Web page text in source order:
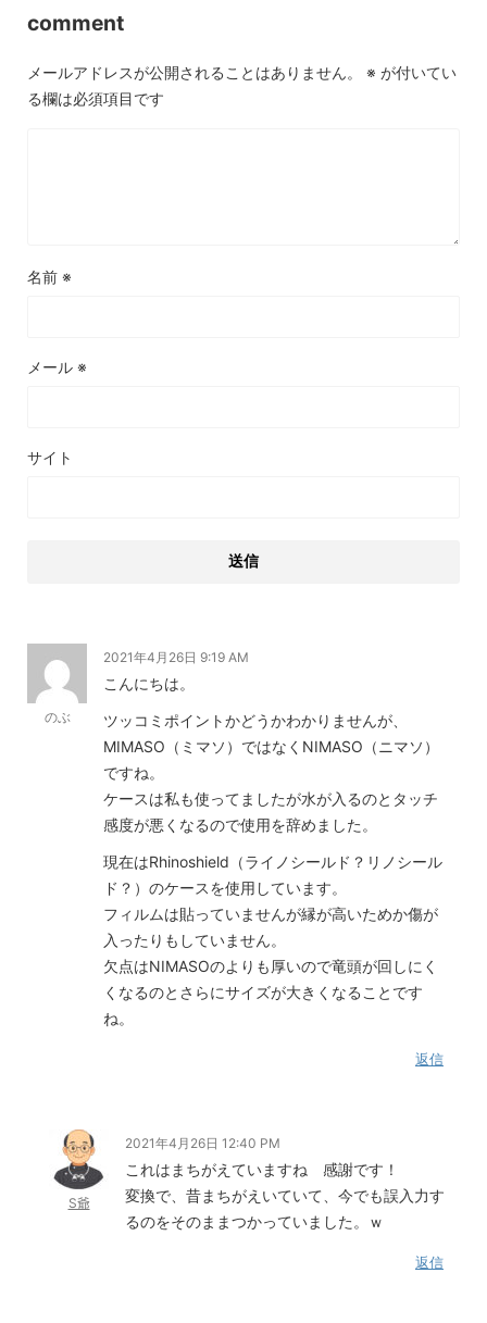
comment
メールアドレスが公開されることはありません。 ※ が付いてい
る欄は必須項目です
名前 ※
メール ※
サイト
のぶ
2021年4月26日 9:19 AM
こんにちは。
ツッコミポイントかどうかわかりませんが、
MIMASO（ミマソ）ではなくNIMASO（ニマソ）
ですね。
ケースは私も使ってましたが水が入るのとタッチ
感度が悪くなるので使用を辞めました。
現在はRhinoshield（ライノシールド？リノシール
ド？）のケースを使用しています。
フィルムは貼っていませんが縁が高いためか傷が
入ったりもしていません。
欠点はNIMASOのよりも厚いので竜頭が回しにく
くなるのとさらにサイズが大きくなることです
ね。
返信
S爺
2021年4月26日 12:40 PM
これはまちがえていますね 感謝です！
変換で、昔まちがえいていて、今でも誤入力す
るのをそのままつかっていました。ｗ
返信